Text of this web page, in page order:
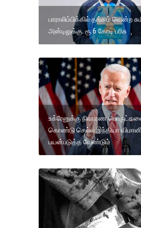
பாராலிம்பிக்கில் தங்கம் வென்ற
அன்டிலுக்கு. ரூ.6 கோடி பரிசு
உக்ரேனுக்கு நிவாரண
கொண்டு செல்ல இந்தியா
பயன்படுத்த வேண்டும்